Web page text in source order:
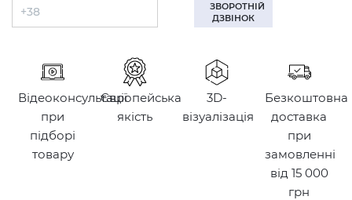
ЗВОРОТНІЙ
ДЗВІНОК
Відеоконсультації
при
підборі
товару
Європейська
якість
3D-
візуалізація
Безкоштовна
доставка
при
замовленні
від 15 000
грн